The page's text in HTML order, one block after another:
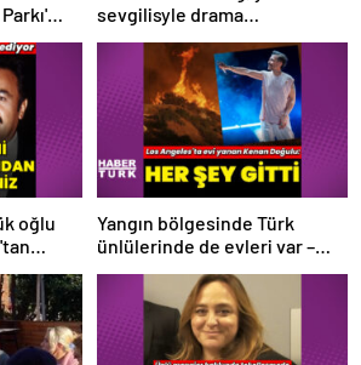
sevgilisyle drama
çalışmalarında tanıştı –
Magazin haberleri
oğlu
Yangın bölgesinde Türk
ünlülerinde de evleri var –